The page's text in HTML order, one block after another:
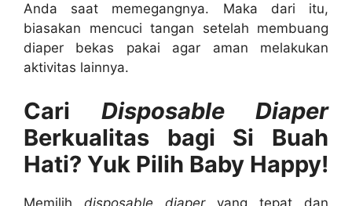
Anda saat memegangnya. Maka dari itu,
biasakan mencuci tangan setelah membuang
diaper bekas pakai agar aman melakukan
aktivitas lainnya.
Cari Disposable Diaper
Berkualitas bagi Si Buah
Hati? Yuk Pilih Baby Happy!
Memilih disposable diaper yang tepat dan